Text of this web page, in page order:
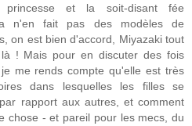
princesse et la soit-disant fée
n'en fait pas des modèles de
on est bien d'accord, Miyazaki tout
! Mais pour en discuter des fois
me rends compte qu'elle est très
dans lesquelles les filles se
rapport aux autres, et comment
chose - et pareil pour les mecs, du